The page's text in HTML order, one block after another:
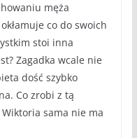
męża
co do swoich
stoi inna
Zagadka wcale nie
dość szybko
Co zrobi z tą
Wiktoria sama nie ma